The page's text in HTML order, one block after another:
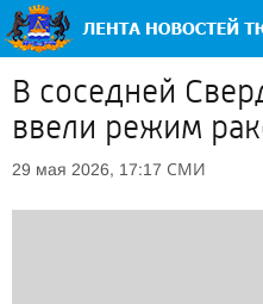
В соседней
ввели режим
29 мая 2026, 17:17 СМИ